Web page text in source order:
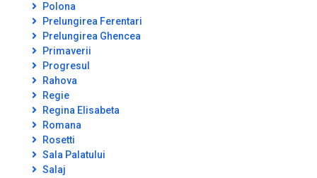
Polona
Prelungirea Ferentari
Prelungirea Ghencea
Primaverii
Progresul
Rahova
Regie
Regina Elisabeta
Romana
Rosetti
Sala Palatului
Salaj